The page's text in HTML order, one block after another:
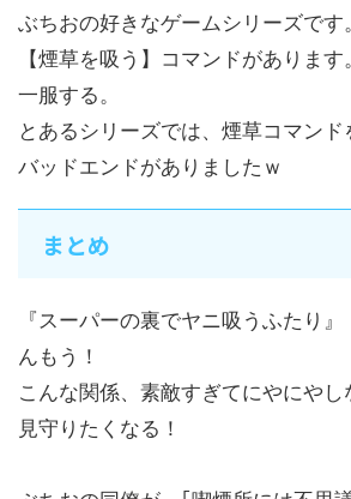
ぶちおの好きなゲームシリーズです。
【煙草を吸う】コマンドがありま
一服する。
とあるシリーズでは、煙草コマンド
バッドエンドがありましたｗ
まとめ
『スーパーの裏でヤニ吸うふたり』
んもう！
こんな関係、素敵すぎてにやにや
見守りたくなる！